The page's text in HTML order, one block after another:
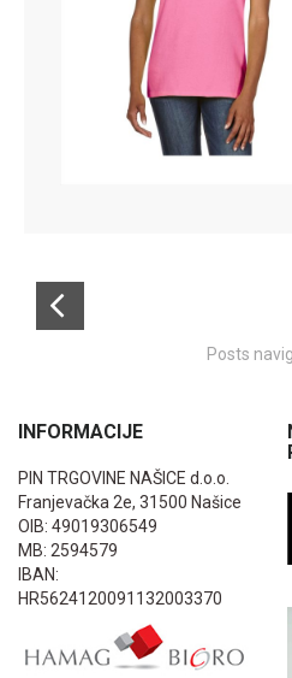
Posts
INFORMACIJE
PIN TRGOVINE NAŠICE d.o.o.
Franjevačka 2e, 31500 Našice
OIB: 49019306549
MB: 2594579
IBAN:
HR5624120091132003370